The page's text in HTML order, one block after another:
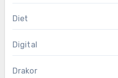
Diet
Digital
Drakor